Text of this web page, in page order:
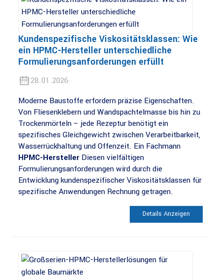
Kundenspezifische Viskositätsklassen: Wie
ein HPMC-Hersteller unterschiedliche
Formulierungsanforderungen erfüllt
28.01.2026
Moderne Baustoffe erfordern präzise Eigenschaften.
Von Fliesenklebern und Wandspachtelmasse bis hin zu
Trockenmörteln – jede Rezeptur benötigt ein
spezifisches Gleichgewicht zwischen Verarbeitbarkeit,
Wasserrückhaltung und Offenzeit. Ein Fachmann
HPMC-HerstellerDiesen vielfältigen
Formulierungsanforderungen wird durch die
Entwicklung kundenspezifischer Viskositätsklassen für
spezifische Anwendungen Rechnung getragen.
Details Anzeigen